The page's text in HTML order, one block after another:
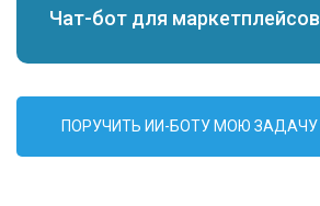
Чат-бот для маркетплейсов
ПОРУЧИТЬ ИИ-БОТУ МОЮ ЗАДАЧУ